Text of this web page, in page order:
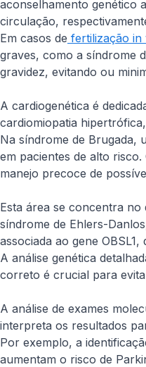
aconselhamento genético
circulação,
Em casos de fertilização in
graves, como a síndrome
gravidez, evitando ou
A cardiogenética é
cardiomiopatia
Na síndrome de Brugada,
em pacientes de alto
manejo precoce de
Esta área se concentra no
síndrome de Ehlers-
associada ao gene OBSL1,
A análise genética
correto é crucial para
A análise de exames
interpreta os resultados
Por exemplo, a
aumentam o risco de